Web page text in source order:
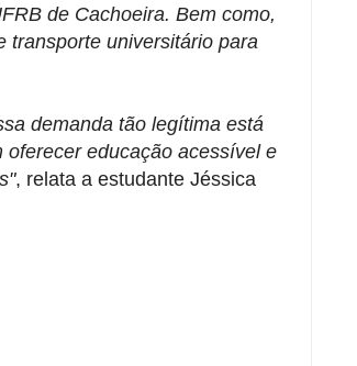
de Cachoeira. Bem como,
transporte universitário para
demanda tão legítima está
educação acessível e
, relata a estudante Jéssica